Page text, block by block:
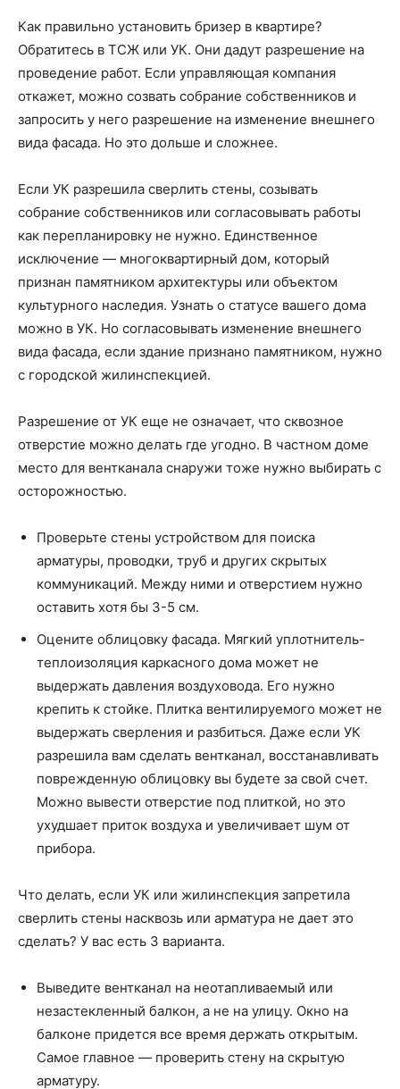
Как правильно установить бризер в квартире?
Обратитесь в ТСЖ или УК. Они дадут разрешение на
проведение работ. Если управляющая компания
откажет, можно созвать собрание собственников и
запросить у него разрешение на изменение внешнего
вида фасада. Но это дольше и сложнее.
Если УК разрешила сверлить стены, созывать
собрание собственников или согласовывать работы
как перепланировку не нужно. Единственное
исключение — многоквартирный дом, который
признан памятником архитектуры или объектом
культурного наследия. Узнать о статусе вашего дома
можно в УК. Но согласовывать изменение внешнего
вида фасада, если здание признано памятником, нужно
с городской жилинспекцией.
Разрешение от УК еще не означает, что сквозное
отверстие можно делать где угодно. В частном доме
место для вентканала снаружи тоже нужно выбирать с
осторожностью.
Проверьте стены устройством для поиска
арматуры, проводки, труб и других скрытых
коммуникаций. Между ними и отверстием нужно
оставить хотя бы 3-5 см.
Оцените облицовку фасада. Мягкий уплотнитель-
теплоизоляция каркасного дома может не
выдержать давления воздуховода. Его нужно
крепить к стойке. Плитка вентилируемого может не
выдержать сверления и разбиться. Даже если УК
разрешила вам сделать вентканал, восстанавливать
поврежденную облицовку вы будете за свой счет.
Можно вывести отверстие под плиткой, но это
ухудшает приток воздуха и увеличивает шум от
прибора.
Что делать, если УК или жилинспекция запретила
сверлить стены насквозь или арматура не дает это
сделать? У вас есть 3 варианта.
Выведите вентканал на неотапливаемый или
незастекленный балкон, а не на улицу. Окно на
балконе придется все время держать открытым.
Самое главное — проверить стену на скрытую
арматуру.